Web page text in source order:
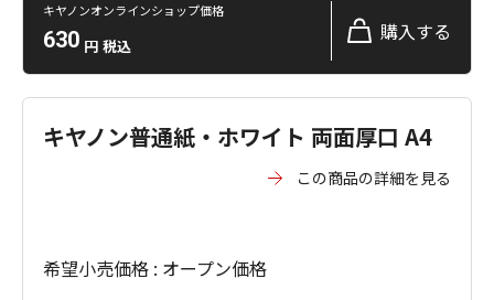
キヤノンオンラインショップ価格
630 円 税込
購入する
キヤノン普通紙・ホワイト 両面厚口 A4
この商品の詳細を見る
希望小売価格 : オープン価格